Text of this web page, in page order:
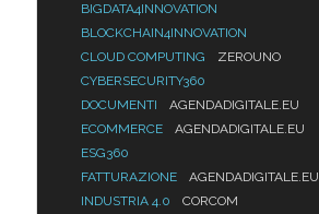
BIGDATA4INNOVATION
BLOCKCHAIN4INNOVATION
CLOUD COMPUTING
ZEROUNO
CYBERSECURITY360
DOCUMENTI
AGENDADIGITALE.EU
ECOMMERCE
AGENDADIGITALE.EU
ESG360
FATTURAZIONE
AGENDADIGITALE.EU
INDUSTRIA 4.0
CORCOM